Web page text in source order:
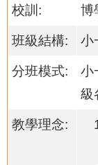
校訓: 博
班級結構: 小
分班模式:
小
級
教學理念: